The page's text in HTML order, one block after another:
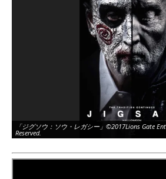
「ジグソウ：ソウ・レガシー」©2017Lions Gate
Reserved.